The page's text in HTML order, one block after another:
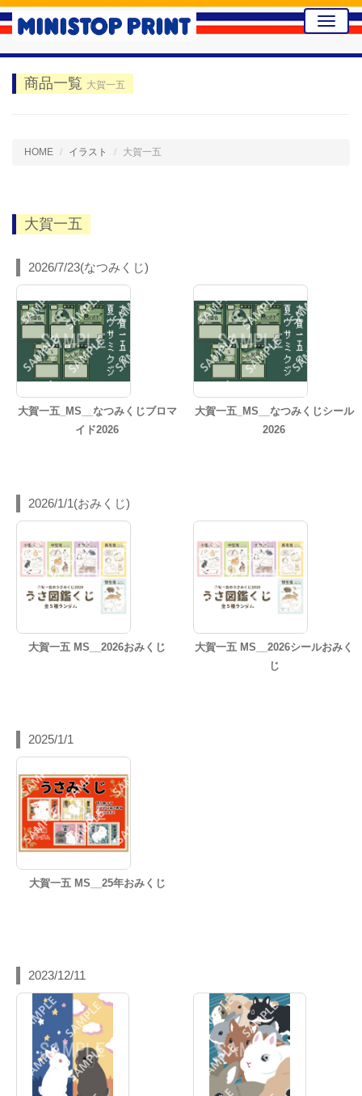
Toggle
商品一覧 大賀一五
HOME イラスト 大賀一五
大賀一五
2026/7/23(なつみくじ)
大賀一五_MS__なつみくじブロマ
イド2026
大賀一五_MS__なつみくじシール
2026
2026/1/1(おみくじ)
大賀一五 MS__2026おみくじ
大賀一五 MS__2026シールおみく
じ
2025/1/1
大賀一五 MS__25年おみくじ
2023/12/11